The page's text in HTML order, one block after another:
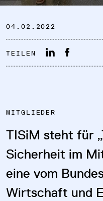
COOKIE-
04.02.2022
TEILEN
MITGLIEDER
TISiM steht für
Sicherheit im
eine vom
Wirtschaft und